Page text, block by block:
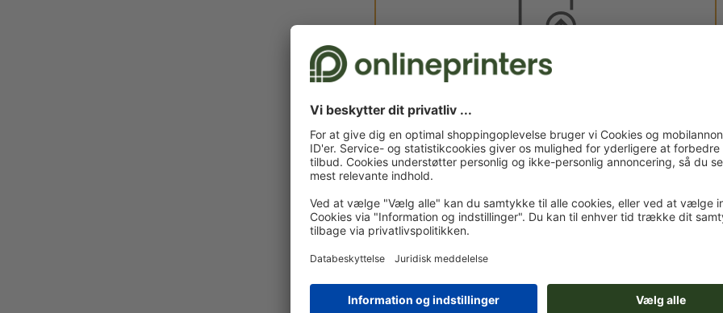
Egne trykfiler
Du kan uploade dine trykfiler før eller efter du afslutter
bestillingen.
ekskl. moms
kr. 576,50 kr.
man. d. 17. aug. - ons. d. 19. aug.